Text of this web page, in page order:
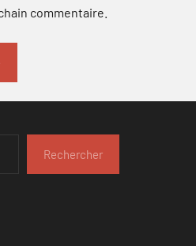
commentaire.
Rechercher